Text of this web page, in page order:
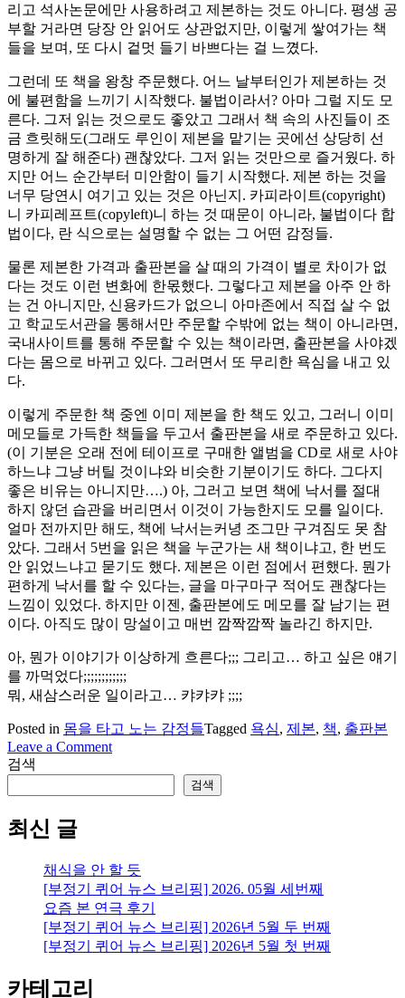
리고 석사논문에만 사용하려고 제본하는 것도 아니다. 평생 공
부할 거라면 당장 안 읽어도 상관없지만, 이렇게 쌓여가는 책
들을 보며, 또 다시 겉멋 들기 바쁘다는 걸 느꼈다.
그런데 또 책을 왕창 주문했다. 어느 날부터인가 제본하는 것
에 불편함을 느끼기 시작했다. 불법이라서? 아마 그럴 지도 모
른다. 그저 읽는 것으로도 좋았고 그래서 책 속의 사진들이 조
금 흐릿해도(그래도 루인이 제본을 맡기는 곳에선 상당히 선
명하게 잘 해준다) 괜찮았다. 그저 읽는 것만으로 즐거웠다. 하
지만 어느 순간부터 미안함이 들기 시작했다. 제본 하는 것을
너무 당연시 여기고 있는 것은 아닌지. 카피라이트(copyright)
니 카피레프트(copyleft)니 하는 것 때문이 아니라, 불법이다 합
법이다, 란 식으로는 설명할 수 없는 그 어떤 감정들.
물론 제본한 가격과 출판본을 살 때의 가격이 별로 차이가 없
다는 것도 이런 변화에 한몫했다. 그렇다고 제본을 아주 안 하
는 건 아니지만, 신용카드가 없으니 아마존에서 직접 살 수 없
고 학교도서관을 통해서만 주문할 수밖에 없는 책이 아니라면,
국내사이트를 통해 주문할 수 있는 책이라면, 출판본을 사야겠
다는 몸으로 바뀌고 있다. 그러면서 또 무리한 욕심을 내고 있
다.
이렇게 주문한 책 중엔 이미 제본을 한 책도 있고, 그러니 이미
메모들로 가득한 책들을 두고서 출판본을 새로 주문하고 있다.
(이 기분은 오래 전에 테이프로 구매한 앨범을 CD로 새로 사야
하느냐 그냥 버틸 것이냐와 비슷한 기분이기도 하다. 그다지
좋은 비유는 아니지만….) 아, 그러고 보면 책에 낙서를 절대
하지 않던 습관을 버리면서 이것이 가능한지도 모를 일이다.
얼마 전까지만 해도, 책에 낙서는커녕 조그만 구겨짐도 못 참
았다. 그래서 5번을 읽은 책을 누군가는 새 책이냐고, 한 번도
안 읽었느냐고 묻기도 했다. 제본은 이런 점에서 편했다. 뭔가
편하게 낙서를 할 수 있다는, 글을 마구마구 적어도 괜찮다는
느낌이 있었다. 하지만 이젠, 출판본에도 메모를 잘 남기는 편
이다. 아직도 많이 망설이고 매번 깜짝깜짝 놀라긴 하지만.
아, 뭔가 이야기가 이상하게 흐른다;;; 그리고… 하고 싶은 얘기
를 까먹었다;;;;;;;;;;;;
뭐, 새삼스러운 일이라고… 캬캬캬 ;;;;
Posted in 몸을 타고 노는 감정들Tagged 욕심, 제본, 책, 출판본
Leave a Commenton
심:
출
판
본
검색
검색
최신 글
채식을 안 할 듯
[부정기 퀴어 뉴스 브리핑] 2026. 05월 세번째
요즘 본 연극 후기
[부정기 퀴어 뉴스 브리핑] 2026년 5월 두 번째
[부정기 퀴어 뉴스 브리핑] 2026년 5월 첫 번째
카테고리